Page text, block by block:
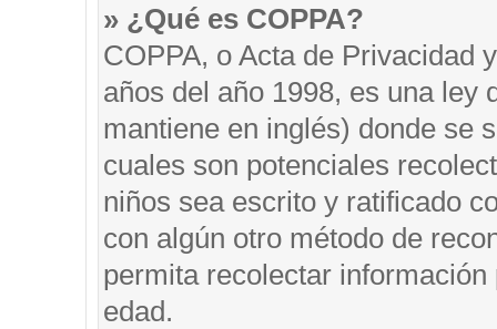
» ¿Qué es COPPA?
COPPA, o Acta de Privacidad
años del año 1998, es una ley
mantiene en inglés) donde se
cuales son potenciales
niños sea escrito y ratificado
con algún otro método de
permita recolectar
edad.